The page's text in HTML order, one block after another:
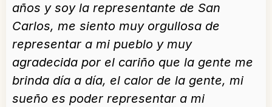
años y soy la representante de San
Carlos, me siento muy orgullosa de
representar a mi pueblo y muy
agradecida por el cariño que la gente me
brinda día a día, el calor de la gente, mi
sueño es poder representar a mi